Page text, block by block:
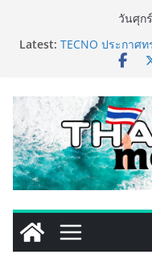
วันศุก
Latest: TECNO ประกาศ
แฟชั่นไอเท็ม เสิ
ครั้งแรกของอุตส
มิตรโมเดิร์นเทรด
WORRY FREE”
ยกระดับความมั่น
บริการหลังการขา
เริ่มแล้ว! อ.ต.ก.แ
ไทย สู่ใจกลางมห
คุณภาพจากทั่วไท
ททท. ประกาศควา
5 ผนึก 9 พันธมิตร
ราชปณิธาน สร้าง